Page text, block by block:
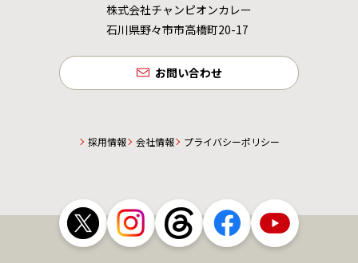
株式会社チャンピオンカレー
石川県野々市市高橋町20-17
お問い合わせ
採用情報 会社情報 プライバシーポリシー